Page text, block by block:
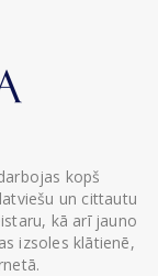
kopš
un cittautu
kā arī jauno
izsoles klātienē,